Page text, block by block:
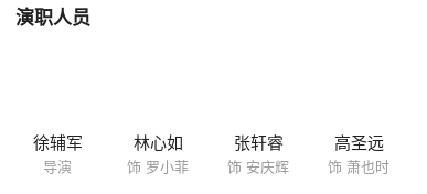
演职人员
徐辅军
导演
林心如
饰 罗小菲
张轩睿
饰 安庆辉
高圣远
饰 萧也时